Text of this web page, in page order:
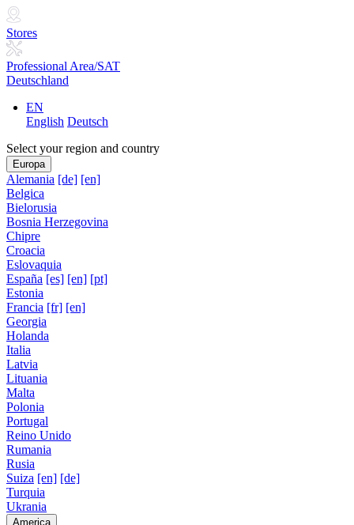
Stores
Professional Area/SAT
Deutschland
EN
English Deutsch
Select your region and country
Europa
Alemania [de] [en]
Belgica
Bielorusia
Bosnia Herzegovina
Chipre
Croacia
Eslovaquia
España [es] [en] [pt]
Estonia
Francia [fr] [en]
Georgia
Holanda
Italia
Latvia
Lituania
Malta
Polonia
Portugal
Reino Unido
Rumania
Rusia
Suiza [en] [de]
Turquia
Ukrania
America